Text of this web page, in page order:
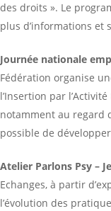
des droits ». Le
plus d’informations et
Journée nationale
Fédération organise
l’Insertion par
notamment au regard
possible de
Atelier Parlons Psy –
Echanges, à partir
l’évolution des